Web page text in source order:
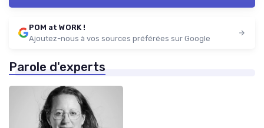
POM at WORK !
Ajoutez-nous à vos sources préférées sur Google
Parole d'experts